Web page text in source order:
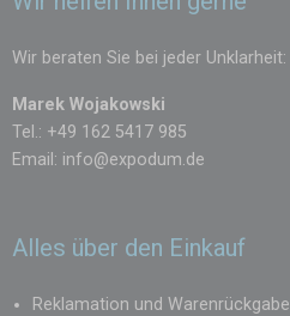
Wir beraten Sie bei jeder Unklarheit:
Marek Wojakowski
Tel.: +49 162 5417 985
Email: info@expodum.de
Alles über den Einkauf
Reklamation und Warenrückgabe